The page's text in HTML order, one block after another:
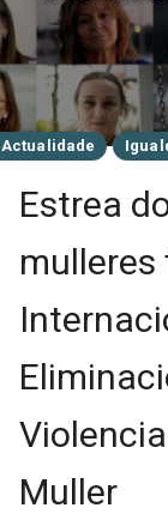
Actualidade
Estrea
mulleres
Muller